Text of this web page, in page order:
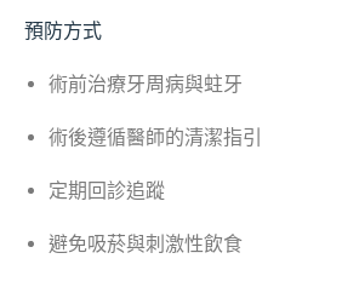
預防方式
術前治療牙周病與蛀牙
術後遵循醫師的清潔指引
定期回診追蹤
避免吸菸與刺激性飲食